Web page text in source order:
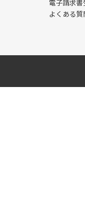
電子請求
よくある質